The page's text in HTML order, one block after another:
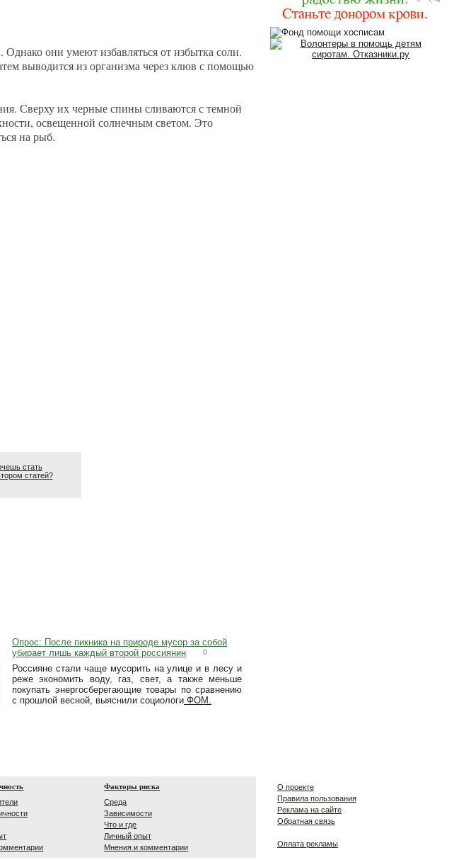
они умеют избавляться от избытка соли.
выводится из организма через клюв с помощью
Сверху их черные спины сливаются с темной
освещенной солнечным светом. Это
на рыб.
стать
статей?
Опрос: После пикника на природе мусор за собой
убирает лишь каждый второй россиянин
0
Россияне стали чаще мусорить на улице и в лесу и
реже экономить воду, газ, свет, а также меньше
покупать энергосберегающие товары по сравнению
с прошлой весной, выяснили социологи ФОМ.
О проекте
Правила пользования
Реклама на сайте
Обратная связь
Оплата рекламы
Факторы риска
Среда
Зависимости
Что и где
Личный опыт
Мнения и комментарии